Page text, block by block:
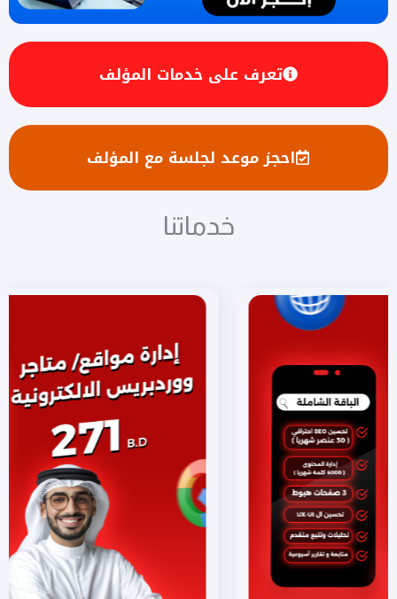
تعرف على خدمات المؤلف
احجز موعد لجلسة مع المؤلف
خدماتنا